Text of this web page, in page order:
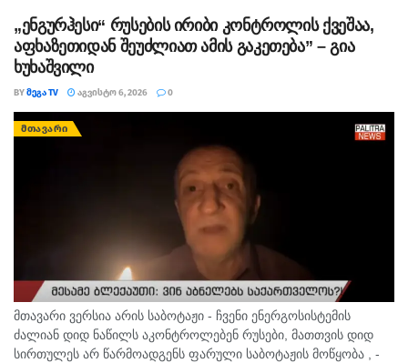
„ენგურჰესი“ რუსების ირიბი კონტროლის ქვეშაა,
აფხაზეთიდან შეუძლიათ ამის გაკეთება” – გია
ხუხაშვილი
BYᲛᲔᲒᲐ TV ᲐᲒᲕᲘᲡᲢᲝ 6, 2026 0
ᲛᲗᲐᲕᲐᲠᲘ
მთავარი ვერსია არის საბოტაჟი - ჩვენი ენერგოსისტემის
ძალიან დიდ ნაწილს აკონტროლებენ რუსები, მათთვის დიდ
სირთულეს არ წარმოადგენს ფარული საბოტაჟის მოწყობა , -